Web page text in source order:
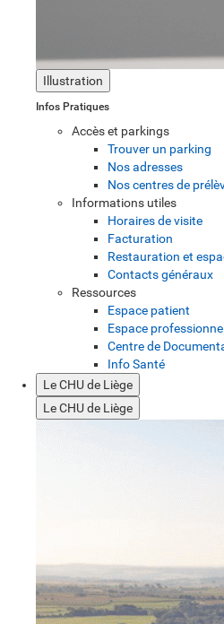
Illustration
Infos Pratiques
Accès et parkings
Trouver un parking
Nos adresses
Nos centres de
Informations utiles
Horaires de visite
Facturation
Restauration et
Contacts généraux
Ressources
Espace patient
Espace
Centre de
Info Santé
Le CHU de Liège
Le CHU de Liège